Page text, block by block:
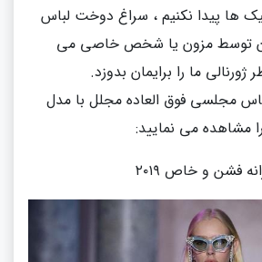
ها پیدا نکنیم ، سراغ دوخت لباس
توسط مزون یا شخص خاصی می
ژورنالی ما را برایمان بدوزد.
مجلسی فوق العاده مجلل با مدل
می نمایید:
فشن و خاص ۲۰۱۹